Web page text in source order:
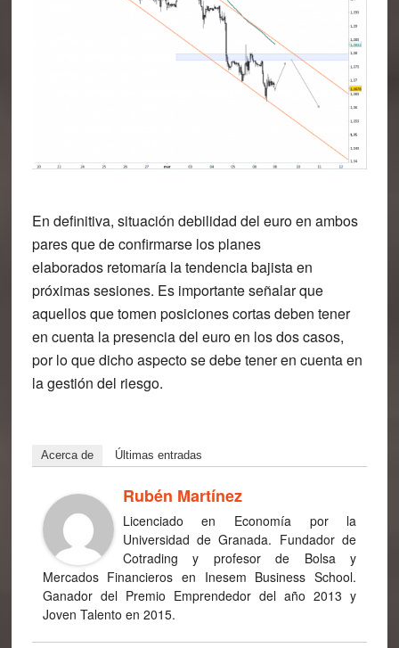
En definitiva, situación debilidad del euro en ambos
paresque de confirmarse los planes
elaborados retomaría la tendencia bajista en
próximas sesiones. Es importante señalar que
aquellos que tomen posiciones cortas deben tener
en cuenta la presencia del euro en los dos casos,
por lo que dicho aspecto se debe tener en cuenta en
la gestión del riesgo.
Acerca de Últimas entradas
Rubén Martínez
Licenciado en Economía por la
Universidad de Granada. Fundador de
Cotrading y profesor de Bolsa y
Mercados Financieros en Inesem Business School.
Ganador del Premio Emprendedor del año 2013 y
Joven Talento en 2015.